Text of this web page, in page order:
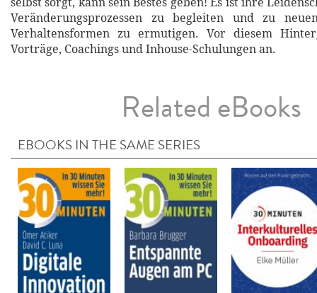
Veränderungsprozessen zu begleiten und zu
Verhaltensformen zu ermutigen. Vor diesem
Vorträge, Coachings und Inhouse-Schulungen an.
Related eBooks
EBOOKS IN THE SAME SERIES